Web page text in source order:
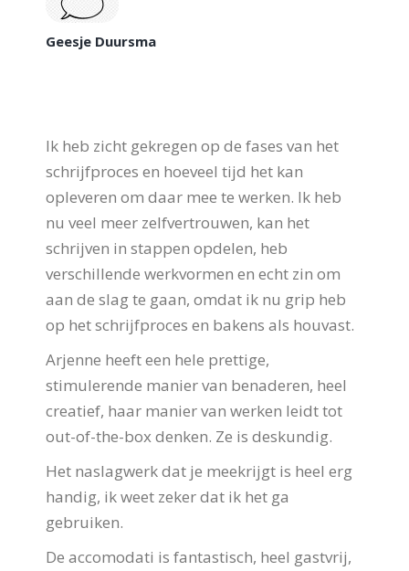
Geesje Duursma
Ik heb zicht gekregen op de fases van het
schrijfproces en hoeveel tijd het kan
opleveren om daar mee te werken. Ik heb
nu veel meer zelfvertrouwen, kan het
schrijven in stappen opdelen, heb
verschillende werkvormen en echt zin om
aan de slag te gaan, omdat ik nu grip heb
op het schrijfproces en bakens als houvast.
Arjenne heeft een hele prettige,
stimulerende manier van benaderen, heel
creatief, haar manier van werken leidt tot
out-of-the-box denken. Ze is deskundig.
Het naslagwerk dat je meekrijgt is heel erg
handig, ik weet zeker dat ik het ga
gebruiken.
De accomodati is fantastisch, heel gastvrij,